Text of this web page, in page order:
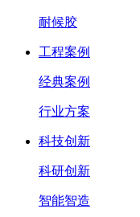
耐候胶
工程案例
经典案例
行业方案
科技创新
科研创新
智能智造